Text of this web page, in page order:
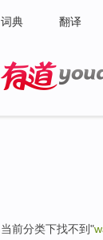
词典 翻译
当前分类下找不到"